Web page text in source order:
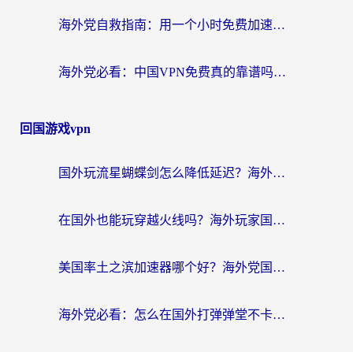
海外党自救指南：用一个小时免费加速器，轻松打破国内资源访问壁垒？
海外党必看：中国VPN免费真的靠谱吗？手把手教你选对回国加速器
回国游戏vpn
国外玩流星蝴蝶剑怎么降低延迟？海外党必看的加速秘籍（含欧洲鸣潮&彩虹岛优化攻略）
在国外也能玩穿越火线吗？海外玩家国服游戏畅玩终极指南
美国率土之滨加速器哪个好？海外党国服游戏畅玩终极指南（附多游戏解决方案）
海外党必看：怎么在国外打弹弹堂不卡？番茄加速器亲测指南